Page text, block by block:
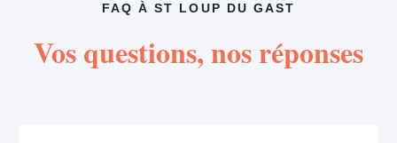
FAQ À ST LOUP DU GAST
Vos questions, nos réponses